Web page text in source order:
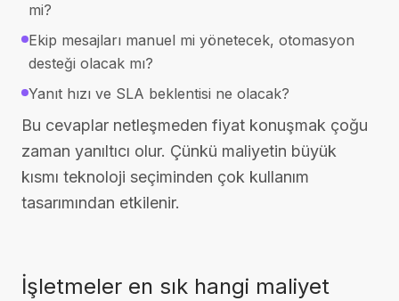
mi?
Ekip mesajları manuel mi yönetecek, otomasyon
desteği olacak mı?
Yanıt hızı ve SLA beklentisi ne olacak?
Bu cevaplar netleşmeden fiyat konuşmak çoğu
zaman yanıltıcı olur. Çünkü maliyetin büyük
kısmı teknoloji seçiminden çok kullanım
tasarımından etkilenir.
İşletmeler en sık hangi maliyet